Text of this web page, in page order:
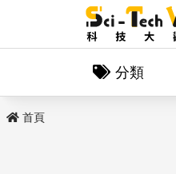
分類
首頁